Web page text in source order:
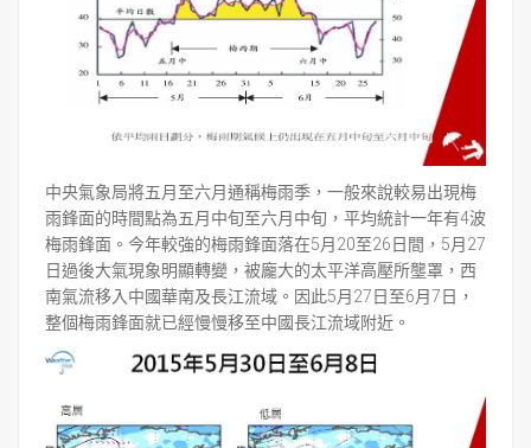
中央氣象局將五月至六月通稱梅雨季，一般來說較易出現梅
雨鋒面的時間點為五月中旬至六月中旬，平均統計一年有4波
梅雨鋒面。今年較強的梅雨鋒面落在5月20至26日間，5月27
日過後大氣現象明顯轉變，被龐大的太平洋高壓所壟罩，西
南氣流移入中國華南及長江流域。因此5月27日至6月7日，
整個梅雨鋒面就已經慢慢移至中國長江流域附近。